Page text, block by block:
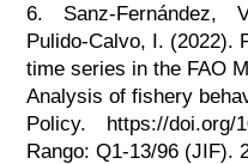
6. Sanz-Fernández,
Pulido-Calvo, I. (2022).
time series in the FAO
Analysis of fishery
Policy. https://doi.org/
Rango: Q1-13/96 (JIF).